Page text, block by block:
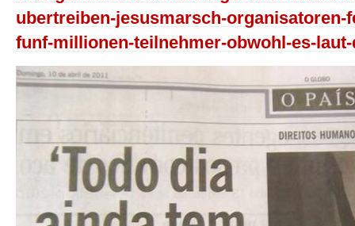
ubertreiben-jesusmarsch-organisatoren-
funf-millionen-teilnehmer-obwohl-es-